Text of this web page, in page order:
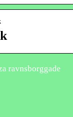
ravnsborggade